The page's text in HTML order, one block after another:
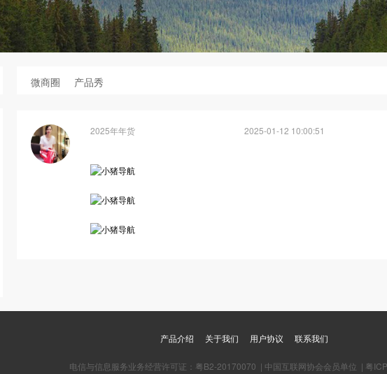
微商圈 产品秀
2025年年货 2025-01-12 10:00:51
产品介绍 关于我们 用户协议 联系我们
电信与信息服务业务经营许可证：粤B2-20170070 | 中国互联网协会会员单位 | 粤